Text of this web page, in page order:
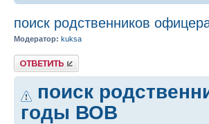
поиск родственников
Модератор: kuksa
Ответить
поиск
годы ВОВ